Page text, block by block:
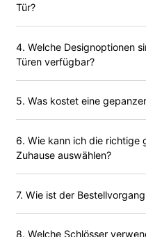
Tür?
4. Welche Designoptionen
Türen verfügbar?
5. Was kostet eine
6. Wie kann ich die richtige
Zuhause auswählen?
7. Wie ist der
8. Welche Schlösser